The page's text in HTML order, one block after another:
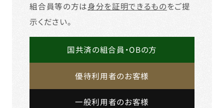
組合員等の方は身分を証明できるものをご提
示ください。
国共済の組合員・OBの方
優待利用者のお客様
一般利用者のお客様